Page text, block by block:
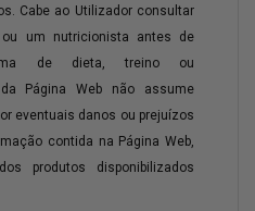
Cabe ao Utilizador consultar
um nutricionista antes de
de dieta, treino ou
Página Web não assume
eventuais danos ou prejuízos
contida na Página Web,
produtos disponibilizados